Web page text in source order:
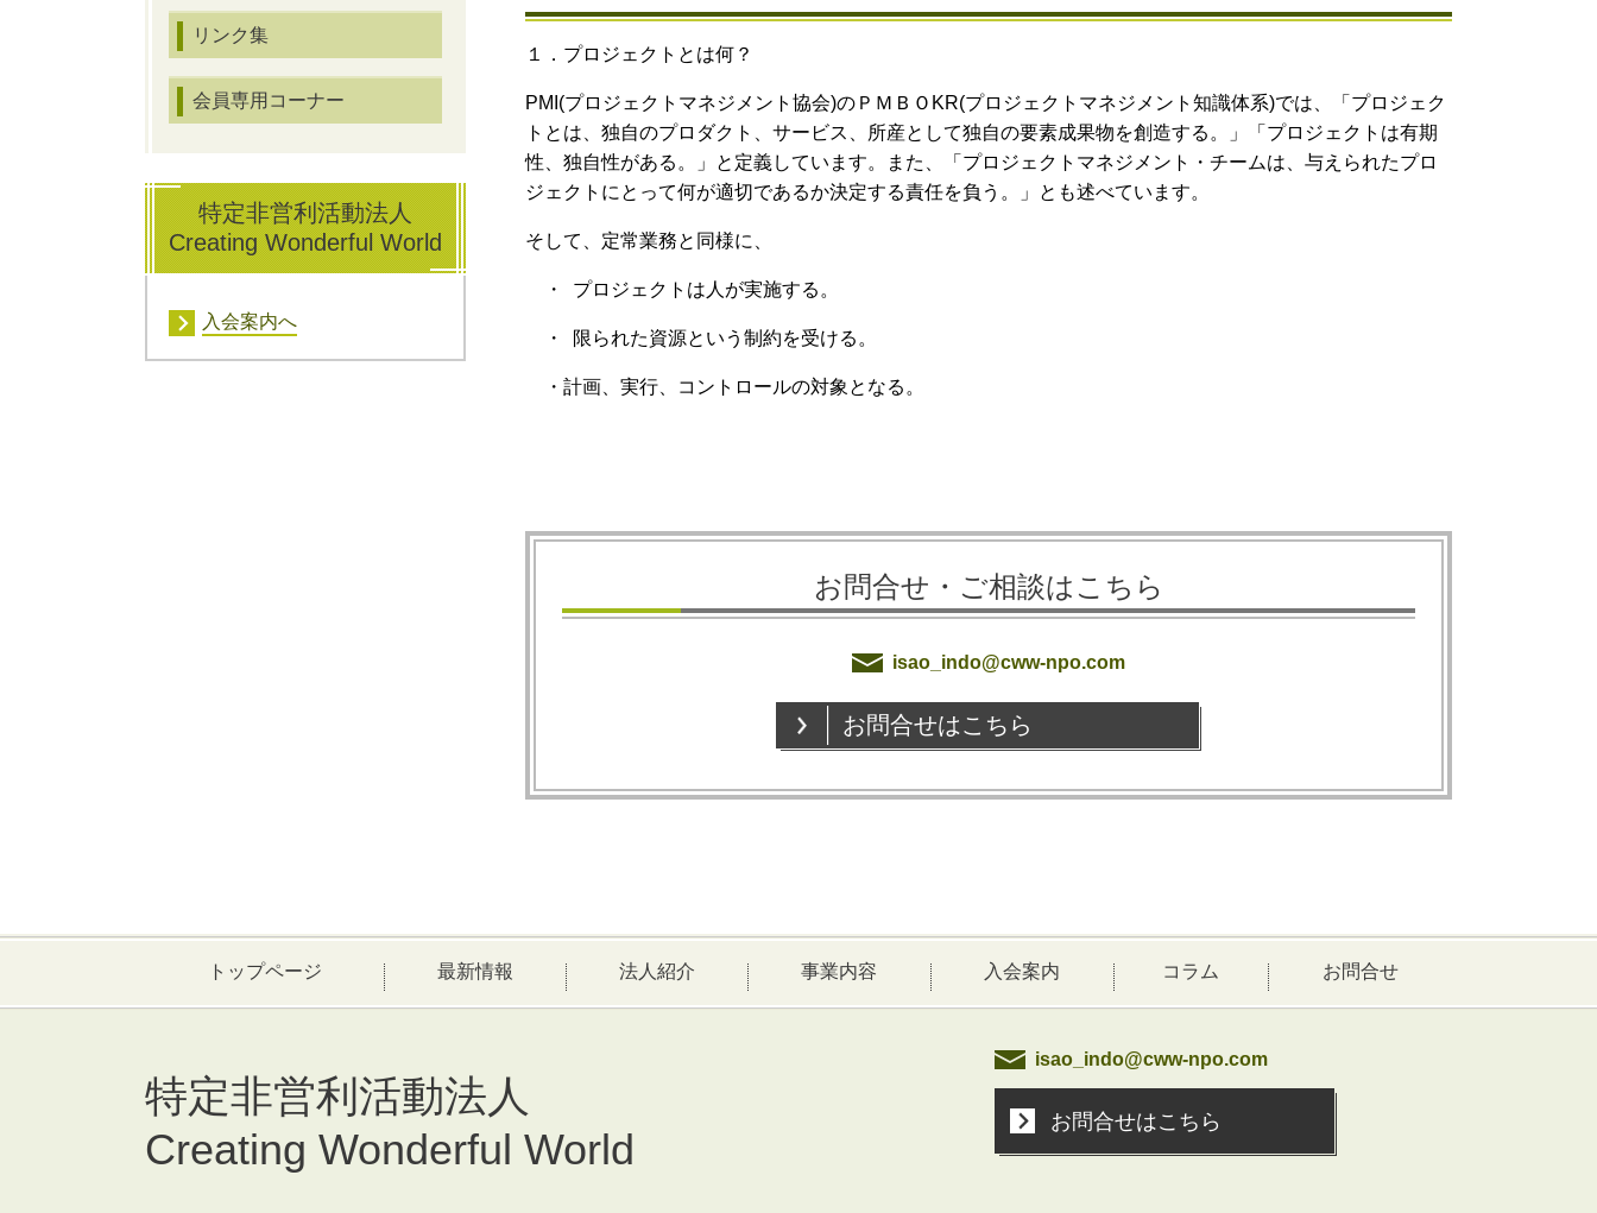
１．プロジェクトとは何？
PMI(プロジェクトマネジメント協会)のＰＭＢＯ KR(プロジェクトマネジメント知識体系)では、「プロジェク
トとは、独自のプロダクト、サービス、所産として独自の要素成果物を創造する。」「プロジェクトは有期
性、独自性がある。」と定義しています。また、「プロジェクトマネジメント・チームは、与えられたプロ
ジェクトにとって何が適切であるか決定する責任を負う。」とも述べています。
そして、定常業務と同様に、
・ プロジェクトは人が実施する。
・ 限られた資源という制約を受ける。
・計画、実行、コントロールの対象となる。
お問合せ・ご相談はこちら
isao_indo@cww-npo.com
お問合せはこちら
リンク集
会員専用コーナー
特定非営利活動法人
Creating Wonderful World
入会案内へ
トップページ 最新情報 法人紹介 事業内容 入会案内 コラム お問合せ
特定非営利活動法人
Creating Wonderful World
isao_indo@cww-npo.com
お問合せはこちら